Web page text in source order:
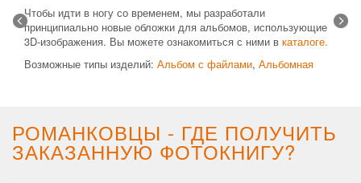
Чтобы идти в ногу со временем, мы разработали
принципиально новые обложки для альбомов, использующие
3D-изображения. Вы можете ознакомиться с ними в каталоге.
Возможные типы изделий: Альбом с файлами, Альбомная
РОМАНКОВЦЫ - ГДЕ ПОЛУЧИТЬ
ЗАКАЗАННУЮ ФОТОКНИГУ?